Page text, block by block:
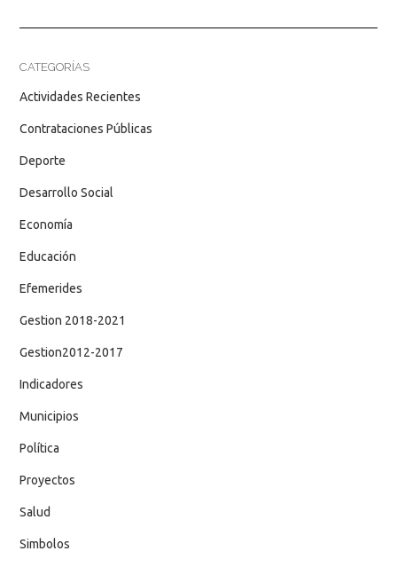
CATEGORÍAS
Actividades Recientes
Contrataciones Públicas
Deporte
Desarrollo Social
Economía
Educación
Efemerides
Gestion 2018-2021
Gestion2012-2017
Indicadores
Municipios
Política
Proyectos
Salud
Simbolos